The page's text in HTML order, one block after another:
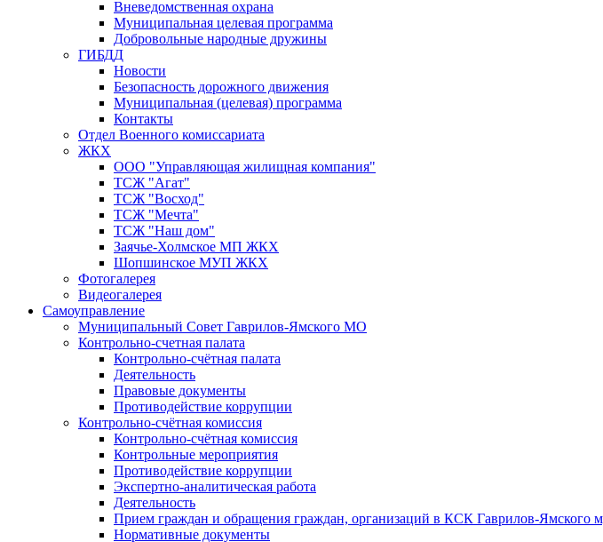
Вневедомственная охрана
Муниципальная целевая программа
Добровольные народные дружины
ГИБДД
Новости
Безопасность дорожного движения
Муниципальная (целевая) программа
Контакты
Отдел Военного комиссариата
ЖКХ
ООО "Управляющая жилищная компания"
ТСЖ "Агат"
ТСЖ "Восход"
ТСЖ "Мечта"
ТСЖ "Наш дом"
Заячье-Холмское МП ЖКХ
Шопшинское МУП ЖКХ
Фотогалерея
Видеогалерея
Самоуправление
Муниципальный Совет Гаврилов-Ямского МО
Контрольно-счетная палата
Контрольно-счётная палата
Деятельность
Правовые документы
Противодействие коррупции
Контрольно-счётная комиссия
Контрольно-счётная комиссия
Контрольные мероприятия
Противодействие коррупции
Экспертно-аналитическая работа
Деятельность
Прием граждан и обращения граждан, организаций в КСК Гаврилов-Ямского
Нормативные документы